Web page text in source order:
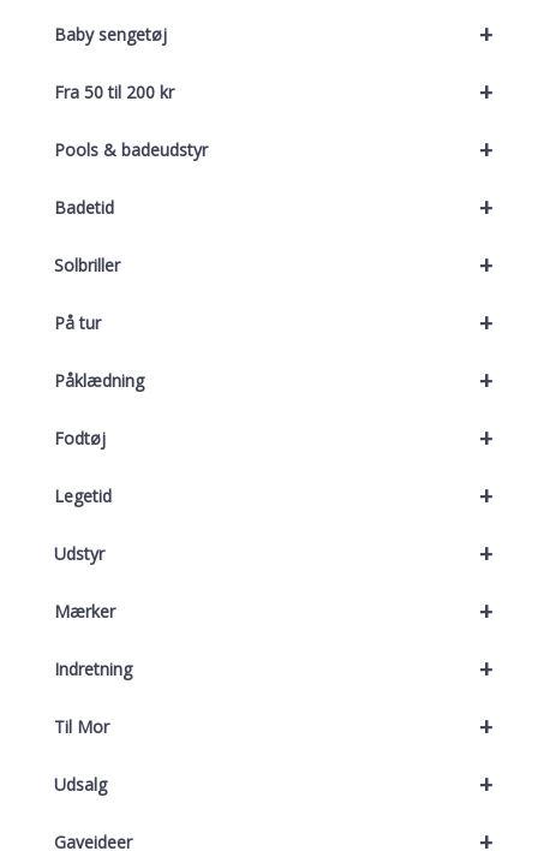
+
Baby sengetøj
+
Fra 50 til 200 kr
+
Pools & badeudstyr
+
Badetid
+
Solbriller
+
På tur
+
Påklædning
+
Fodtøj
+
Legetid
+
Udstyr
+
Mærker
+
Indretning
+
Til Mor
+
Udsalg
+
Gaveideer